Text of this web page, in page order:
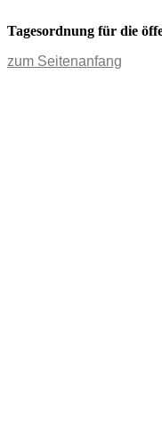
Tagesordnung für die
zum Seitenanfang